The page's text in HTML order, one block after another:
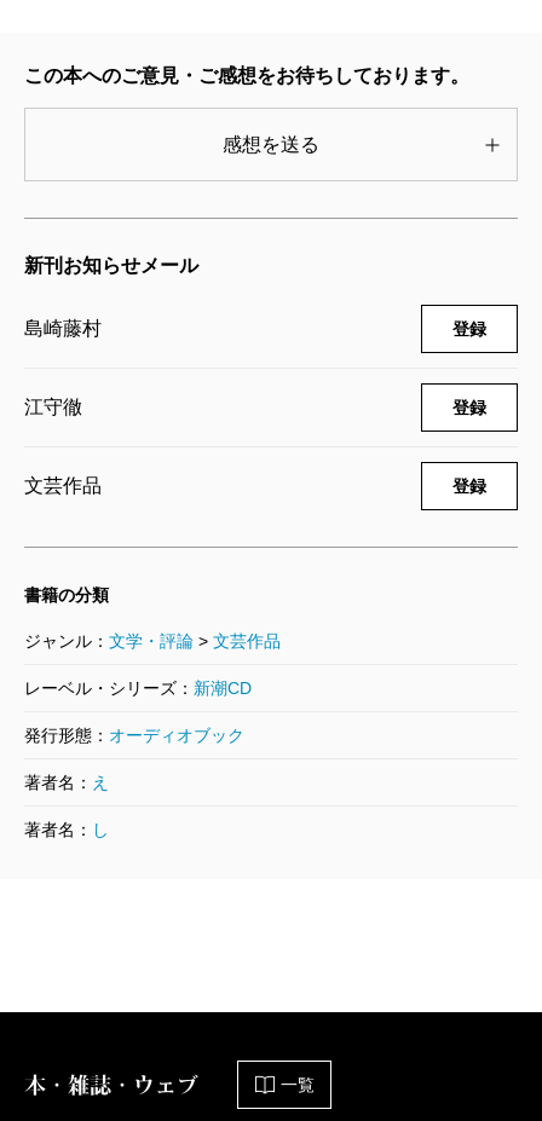
この本へのご意見・ご感想をお待ちしております。
感想を送る
新刊お知らせメール
島崎藤村 登録
江守徹 登録
文芸作品 登録
書籍の分類
ジャンル： 文学・評論 > 文芸作品
レーベル・シリーズ： 新潮CD
発行形態： オーディオブック
著者名： え
著者名： し
本・雑誌・ウェブ 一覧